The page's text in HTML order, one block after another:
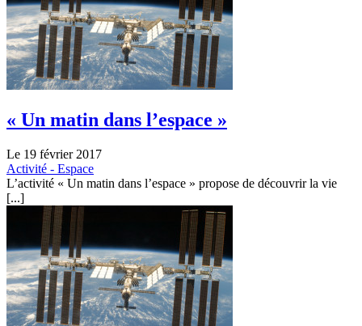
« Un matin dans l’espace »
Le 19 février 2017
Activité - Espace
L’activité « Un matin dans l’espace » propose de découvrir la vie
[...]